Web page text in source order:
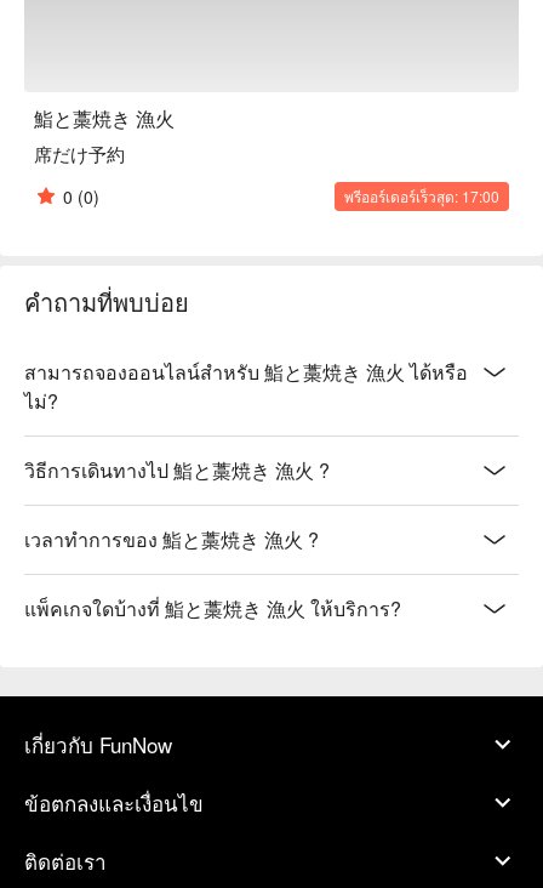
鮨と藁焼き 漁火
席だけ予約
0 (0) พรีออร์เดอร์เร็วสุด: 17:00
คำถามที่พบบ่อย
สามารถจองออนไลน์สำหรับ 鮨と藁焼き 漁火 ได้หรือ
ไม่?
วิธีการเดินทางไป 鮨と藁焼き 漁火 ?
เวลาทำการของ 鮨と藁焼き 漁火 ?
แพ็คเกจใดบ้างที่ 鮨と藁焼き 漁火 ให้บริการ?
เกี่ยวกับ FunNow
ข้อตกลงและเงื่อนไข
ติดต่อเรา